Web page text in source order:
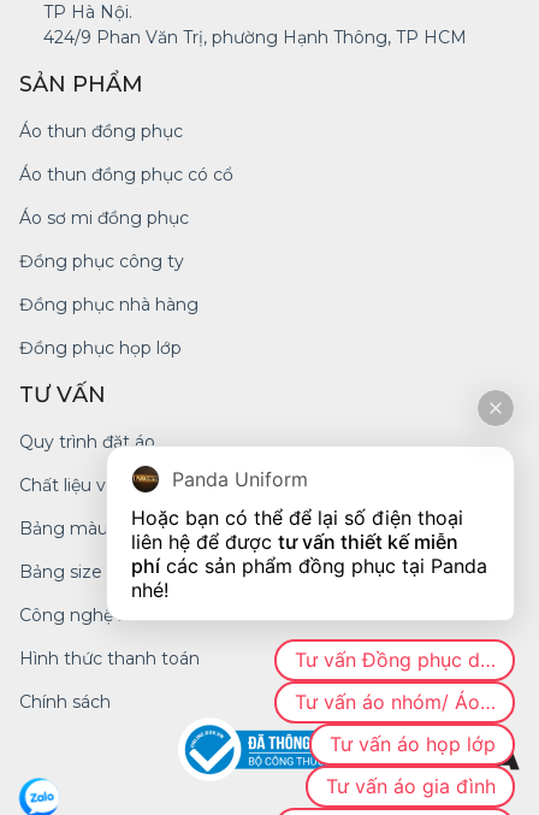
TP Hà Nội.
424/9 Phan Văn Trị, phường Hạnh Thông, TP HCM
SẢN PHẨM
Áo thun đồng phục
Áo thun đồng phục có cổ
Áo sơ mi đồng phục
Đồng phục công ty
Đồng phục nhà hàng
Đồng phục họp lớp
TƯ VẤN
Quy trình đặt áo
Chất liệu vải
Bảng màu
Bảng size
Công nghệ in
Hình thức thanh toán
Chính sách
Panda Uniform
Hoặc bạn có thể để lại số điện thoại
liên hệ để được tư vấn thiết kế miễn
phí các sản phẩm đồng phục tại Panda
nhé!
Tư vấn Đồng phục doanh nghiệp
Tư vấn áo nhóm/ Áo CLB
Tư vấn áo họp lớp
Tư vấn áo gia đình